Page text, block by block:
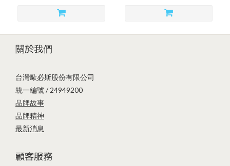
關於我們
台灣歐必斯股份有限公司
統一編號 / 24949200
品牌故事
品牌精神
最新消息
顧客服務